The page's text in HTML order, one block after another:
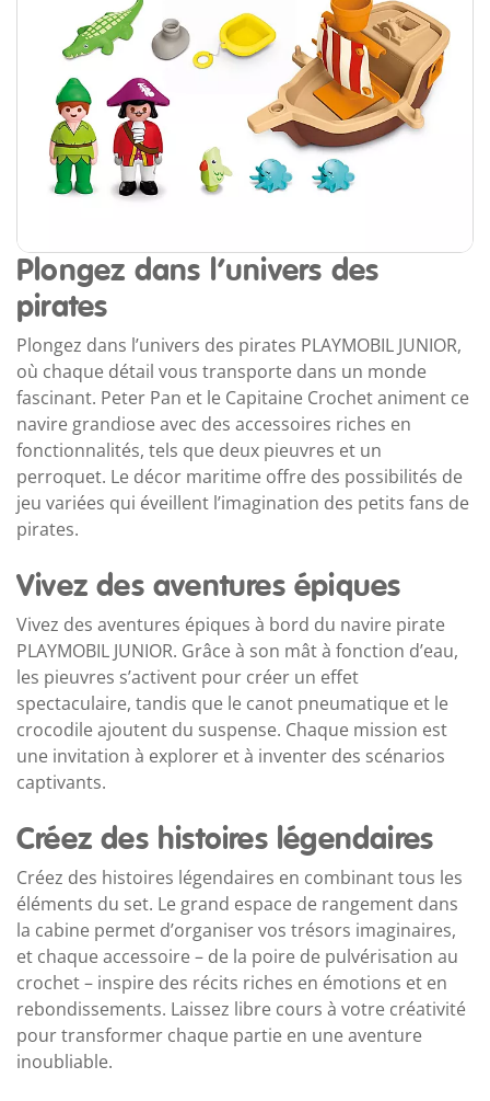
Plongez dans l’univers des
pirates
Plongez dans l’univers des pirates PLAYMOBIL JUNIOR,
où chaque détail vous transporte dans un monde
fascinant. Peter Pan et le Capitaine Crochet animent ce
navire grandiose avec des accessoires riches en
fonctionnalités, tels que deux pieuvres et un
perroquet. Le décor maritime offre des possibilités de
jeu variées qui éveillent l’imagination des petits fans de
pirates.
Vivez des aventures épiques
Vivez des aventures épiques à bord du navire pirate
PLAYMOBIL JUNIOR. Grâce à son mât à fonction d’eau,
les pieuvres s’activent pour créer un effet
spectaculaire, tandis que le canot pneumatique et le
crocodile ajoutent du suspense. Chaque mission est
une invitation à explorer et à inventer des scénarios
captivants.
Créez des histoires légendaires
Créez des histoires légendaires en combinant tous les
éléments du set. Le grand espace de rangement dans
la cabine permet d’organiser vos trésors imaginaires,
et chaque accessoire – de la poire de pulvérisation au
crochet – inspire des récits riches en émotions et en
rebondissements. Laissez libre cours à votre créativité
pour transformer chaque partie en une aventure
inoubliable.